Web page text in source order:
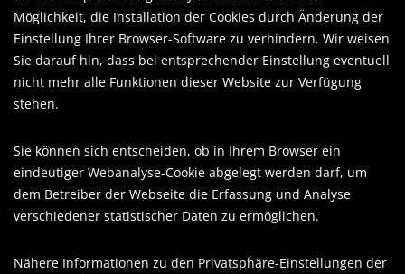
Möglichkeit, die Installation der Cookies durch Änderung der
Einstellung Ihrer Browser-Software zu verhindern. Wir weisen
Sie darauf hin, dass bei entsprechender Einstellung eventuell
nicht mehr alle Funktionen dieser Website zur Verfügung
stehen.
Sie können sich entscheiden, ob in Ihrem Browser ein
eindeutiger Webanalyse-Cookie abgelegt werden darf, um
dem Betreiber der Webseite die Erfassung und Analyse
verschiedener statistischer Daten zu ermöglichen.
Nähere Informationen zu den Privatsphäre-Einstellungen der